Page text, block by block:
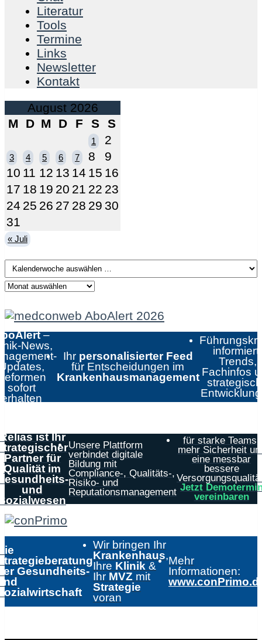
Literatur
Tools
Termine
Links
Newsletter
Kontakt
August 2026
M
D M D F S S
1 2
3 4 5 6 7 8
9
10 11 12 13 14 15 16
17 18 19 20 21 22 23
24 25 26 27 28 29 30
31
« Juli
–
News,
sofort
erhalten
Ihr personalisierter Feed
für Entscheidungen im
Krankenhausmanagement
informiert:
Trends,
Fachinfos
ist Ihr
Partner für
Qualität im
und
Unsere Plattform
verbindet digitale
Bildung mit
Compliance-, Qualitäts-,
Risiko- und
Reputationsmanagement
für starke Teams,
mehr Sicherheit
eine messbar
bessere
Jetzt
vereinbaren
Gesundheits-
Wir bringen Ihr
Krankenhaus,
Ihre Klinik &
Ihr MVZ mit
Strategie
voran
Mehr
Informationen: